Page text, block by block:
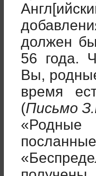
должен
56 года.
Вы,
время
(Письмо
«Родные